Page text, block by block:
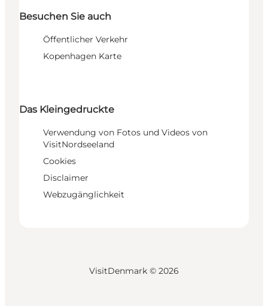
Besuchen Sie auch
Öffentlicher Verkehr
Kopenhagen Karte
Das Kleingedruckte
Verwendung von Fotos und Videos von
VisitNordseeland
Cookies
Disclaimer
Webzugänglichkeit
VisitDenmark © 2026